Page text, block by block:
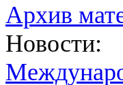
Архив
Новости: